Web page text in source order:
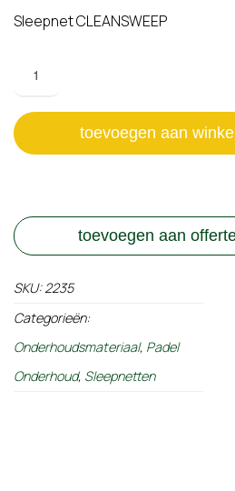
Sleepnet CLEANSWEEP
CLEANSWEEP
toevoegen aan
toevoegen aan
SKU:2235
Categorieën:
Onderhoudsmateriaal, Padel
Onderhoud, Sleepnetten